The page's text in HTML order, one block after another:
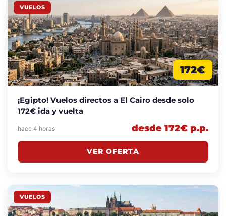
VUELOS
172€
¡Egipto! Vuelos directos a El Cairo desde solo
172€ ida y vuelta
hace 4 horas desde 172€ p.p.
VER OFERTA
VUELOS